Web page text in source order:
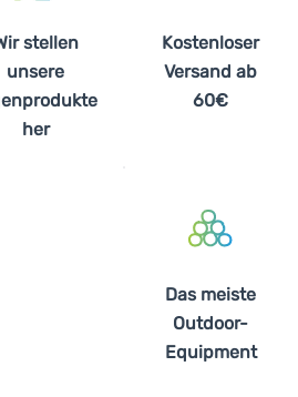
stellen
unsere
her
Kostenloser
Versand ab
60€
Das meiste
Outdoor-
Equipment